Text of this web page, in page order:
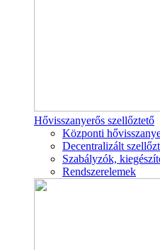
Hővisszanyerős szellőztető
Központi
Decentralizált
Szabályzók,
Rendszerelemek